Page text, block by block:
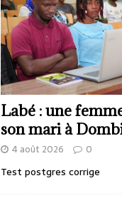
Labé : une
son mari à
4 août 2026 0
Test postgres corrige